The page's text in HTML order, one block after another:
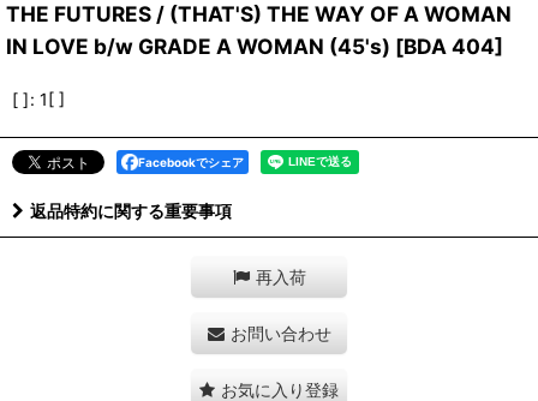
THE FUTURES / (THAT'S) THE WAY OF A WOMAN
IN LOVE b/w GRADE A WOMAN (45's) [BDA 404]
[ ]: 1[ ]
Facebookでシェア
返品特約に関する重要事項
再入荷
お問い合わせ
お気に入り登録